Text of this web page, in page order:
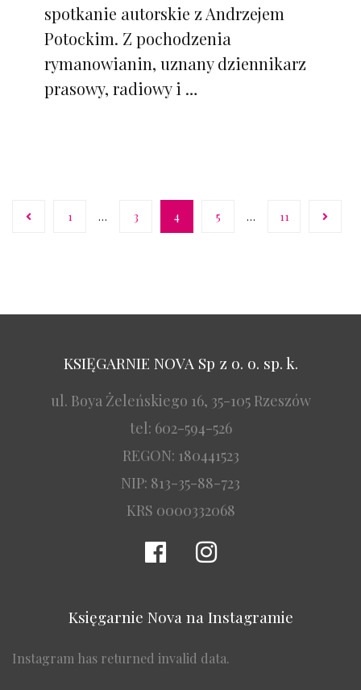
spotkanie autorskie z Andrzejem
Potockim. Z pochodzenia
rymanowianin, uznany dziennikarz
prasowy, radiowy i …
1 … 3 4 5 … 11
KSIĘGARNIE NOVA Sp z o. o. sp. k.
ul. Boya Żeleńskiego 16, 35-105 Rzeszów
tel: 602-594-526
REGON: 180441523
NIP: 813-35-88-723
KRS 0000332068
Księgarnie Nova na Instagramie
Instagram has returned invalid data.